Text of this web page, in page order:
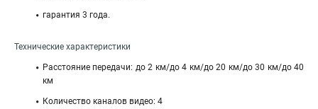
гарантия 3 года.
Технические характеристики
Расстояние передачи: до 2 км/до 4 км/до 20 км/до 30 км/до 40
км
Количество каналов видео: 4